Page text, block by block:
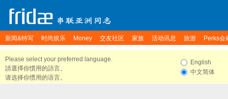
新闻&特写 时尚娱乐 Money 交友社区 家族 活动讯息 旅游 Perks会
Please select your preferred language.
請選擇你慣用的語言。
请选择你惯用的语言。
English
中文简体